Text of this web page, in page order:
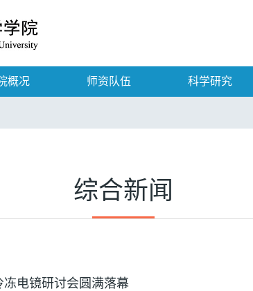
概况 师资队伍 科学研究
综合新闻
电镜研讨会圆满落幕